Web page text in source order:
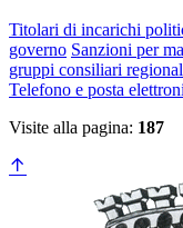
Titolari di incarichi
governo Sanzioni per
gruppi consiliari
Telefono e posta
Visite alla pagina: 187